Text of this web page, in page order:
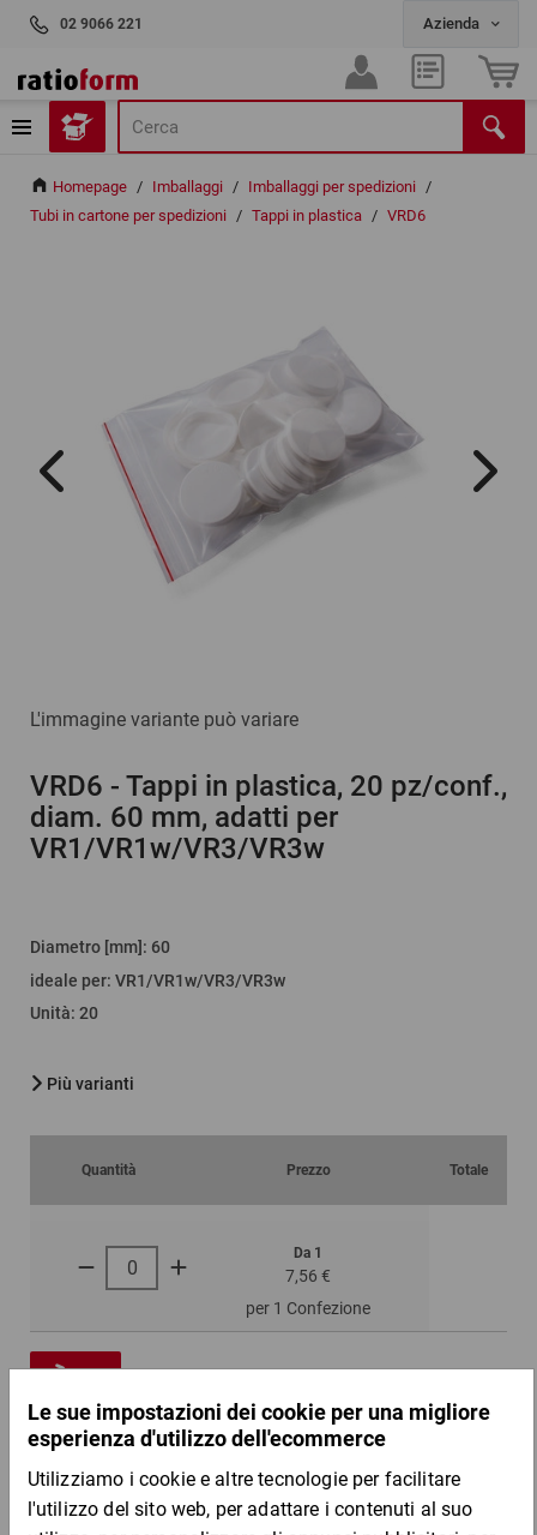
02 9066 221
Homepage / Imballaggi / Imballaggi per spedizioni /
Tubi in cartone per spedizioni / Tappi in plastica / VRD6
L'immagine variante può variare
VRD6 - Tappi in plastica, 20 pz/conf.,
diam. 60 mm, adatti per
VR1/VR1w/VR3/VR3w
Diametro [mm] : 60
ideale per: VR1/VR1w/VR3/VR3w
Unità: 20
Più varianti
Quantità Prezzo Totale
Da 1
7,56 €
per 1 Confezione
Campione
DESCRIZIONE DEL PRODOTTO